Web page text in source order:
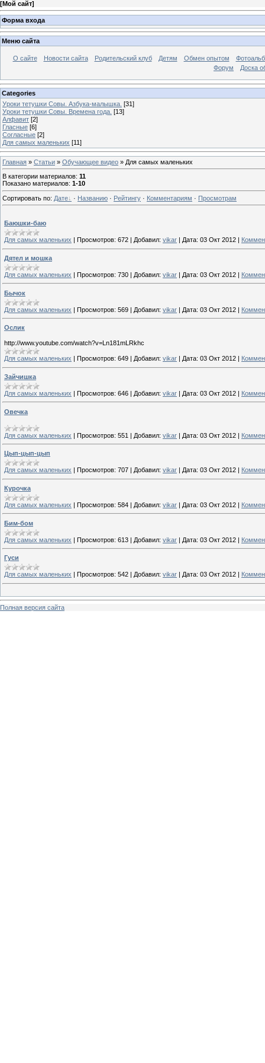
[Мой сайт]
Форма входа
Меню сайта
О сайте Новости сайта Родительский клуб Детям Обмен опытом
Форум
Доска
Categories
Уроки тетушки Совы. Азбука-малышка. [31]
Уроки тетушки Совы. Времена года. [13]
Алфавит [2]
Гласные [6]
Согласные [2]
Для самых маленьких [11]
Главная » Статьи » Обучающее видео » Для самых маленьких
В категории материалов: 11
Показано материалов: 1-10
Сортировать по: Дате · Названию · Рейтингу · Комментариям · Просмотрам
Баюшки-баю
Для самых маленьких Просмотров: 672 Добавил: vikar Дата: 03 Окт 2012
Дятел и мошка
Для самых маленьких | Просмотров: 730 | Добавил: vikar | Дата: 03 Окт 2012 |
Бычок
Для самых маленьких | Просмотров: 569 | Добавил: vikar | Дата: 03 Окт 2012 |
Ослик
http://www.youtube.com/watch?v=Ln181mLRkhc
Для самых маленьких Просмотров: 649 Добавил: vikar Дата: 03 Окт 2012
Зайчишка
Для самых маленьких | Просмотров: 646 | Добавил: vikar | Дата: 03 Окт 2012 |
Овечка
Для самых маленьких | Просмотров: 551 | Добавил: vikar | Дата: 03 Окт 2012 |
Цып-цып-цып
Для самых маленьких Просмотров: 707 Добавил: vikar Дата: 03 Окт 2012
Курочка
Для самых маленьких | Просмотров: 584 | Добавил: vikar | Дата: 03 Окт 2012 |
Бим-бом
Для самых маленьких | Просмотров: 613 | Добавил: vikar | Дата: 03 Окт 2012 |
Гуси
Для самых маленьких | Просмотров: 542 | Добавил: vikar | Дата: 03 Окт 2012 |
Полная версия сайта